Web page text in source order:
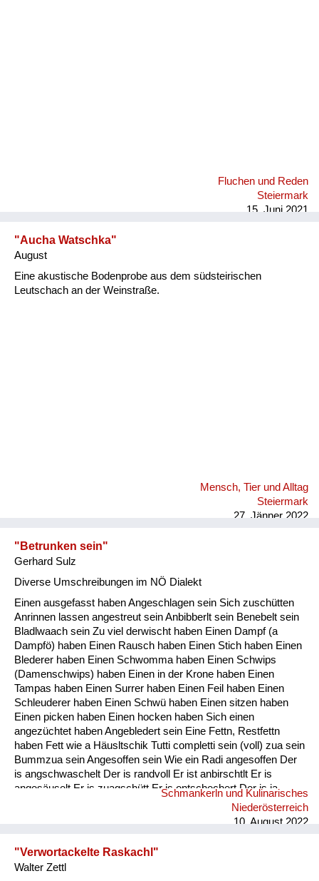
Fluchen und Reden
Steiermark
15. Juni 2021
"Aucha Watschka"
August
Eine akustische Bodenprobe aus dem südsteirischen
Leutschach an der Weinstraße.
Mensch, Tier und Alltag
Steiermark
27. Jänner 2022
"Betrunken sein"
Gerhard Sulz
Diverse Umschreibungen im NÖ Dialekt
Einen ausgefasst haben Angeschlagen sein Sich zuschütten
Anrinnen lassen angestreut sein Anbibberlt sein Benebelt sein
Bladlwaach sein Zu viel derwischt haben Einen Dampf (a
Dampfö) haben Einen Rausch haben Einen Stich haben Einen
Blederer haben Einen Schwomma haben Einen Schwips
(Damenschwips) haben Einen in der Krone haben Einen
Tampas haben Einen Surrer haben Einen Feil haben Einen
Schleuderer haben Einen Schwü haben Einen sitzen haben
Einen picken haben Einen hocken haben Sich einen
angezüchtet haben Angebledert sein Eine Fettn, Restfettn
haben Fett wie a Häusltschik Tutti completti sein (voll) zua sein
Bummzua sein Angesoffen sein Wie ein Radi angesoffen Der
is angschwaschelt Der is randvoll Er ist anbirschtlt Er is
angesäuselt Er is zuagschütt Er is ontschechert Der is ja
schon gaunz steif Der is steif (steifer Blick) Fett wie ein
Radierer Blunzenfett sein Angefüllt sein abgefüllt sein
Schmankerln und Kulinarisches
Niederösterreich
10. August 2022
"Verwortackelte Raskachl"
Walter Zettl